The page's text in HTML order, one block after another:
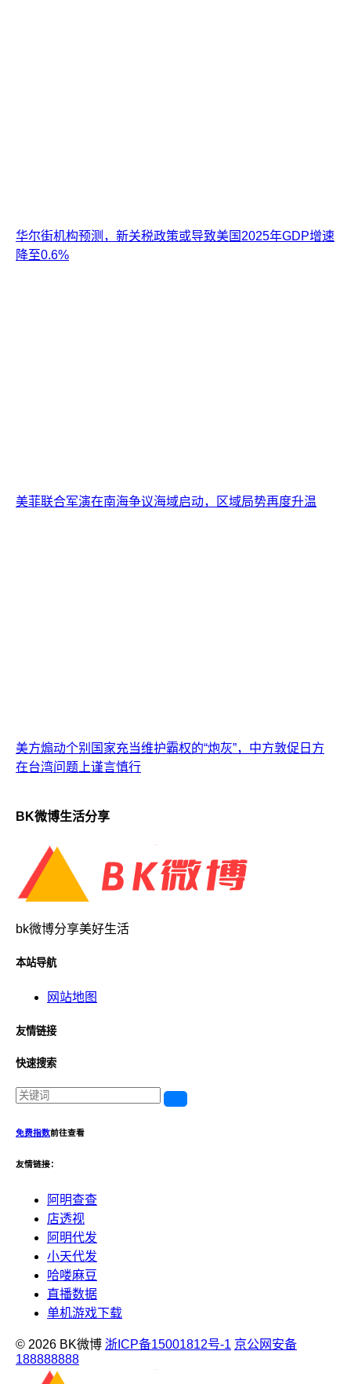
华尔街机构预测，新关税政策或导致美国2025年GDP增速
降至0.6%
美菲联合军演在南海争议海域启动，区域局势再度升温
美方煽动个别国家充当维护霸权的“炮灰”，中方敦促日方
在台湾问题上谨言慎行
BK微博生活分享
bk微博分享美好生活
本站导航
网站地图
友情链接
快速搜索
免费指数前往查看
友情链接：
阿明查查
店透视
阿明代发
小天代发
哈喽麻豆
直播数据
单机游戏下载
© 2026 BK微博 浙ICP备15001812号-1 京公网安备
188888888